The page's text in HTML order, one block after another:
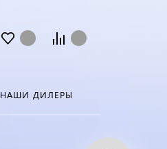
НАШИ ДИЛЕРЫ